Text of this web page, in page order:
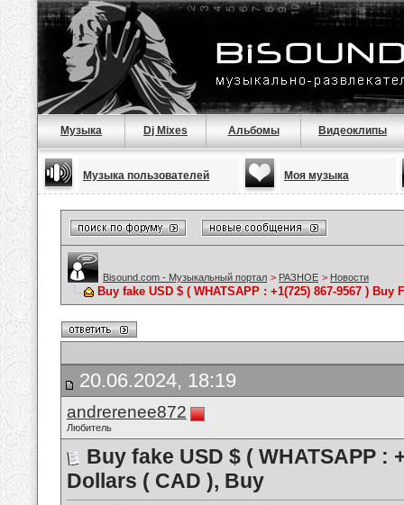
Музыка Dj Mixes Альбомы Видеоклипы
Музыка пользователей Моя музыка
Bisound.com - Музыкальный портал > РАЗНОЕ > Новости
Buy fake USD $ ( WHATSAPP : +1(725) 867-9567 )
20.06.2024, 18:19
andrerenee872
Любитель
Buy fake USD $ ( WHATSAPP :
Dollars ( CAD ), Buy